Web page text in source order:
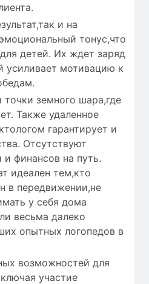
и на
тонус,что
детей. Их ждет заряд
усиливает мотивацию к
земного шара,где
Также удаленное
гарантирует и
Отсутствуют
и финансов на путь.
идеален тем,кто
в передвижении,не
у себя дома
весьма далеко
опытных логопедов в
возможностей для
участие